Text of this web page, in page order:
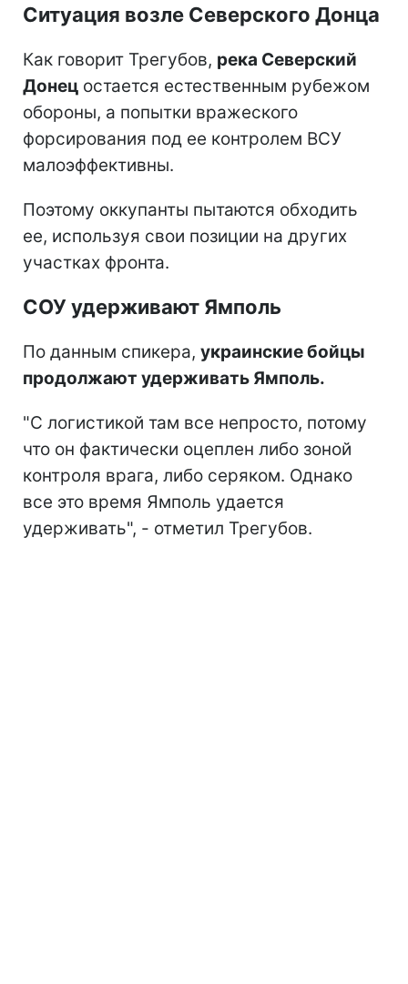
Ситуация возле Северского Донца
Как говорит Трегубов, река Северский
Донец остается естественным рубежом
обороны, а попытки вражеского
форсирования под ее контролем ВСУ
малоэффективны.
Поэтому оккупанты пытаются обходить
ее, используя свои позиции на других
участках фронта.
СОУ удерживают Ямполь
По данным спикера, украинские бойцы
продолжают удерживать Ямполь.
"С логистикой там все непросто, потому
что он фактически оцеплен либо зоной
контроля врага, либо серяком. Однако
все это время Ямполь удается
удерживать", - отметил Трегубов.